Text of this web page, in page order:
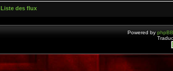
Liste des flux
Powered by phpBB